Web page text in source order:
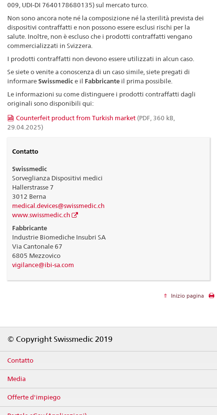
009, UDI-DI 7640178680135) sul mercato turco.
Non sono ancora note né la composizione né la sterilità prevista dei
dispositivi contraffatti e non possono essere esclusi rischi per la
salute. Inoltre, non è escluso che i prodotti contraffatti vengano
commercializzati in Svizzera.
I prodotti contraffatti non devono essere utilizzati in alcun caso.
Se siete o venite a conoscenza di un caso simile, siete pregati di
informareSwissmedice il Fabbricante il prima possibile.
Le informazioni su come distinguere i prodotti contraffatti dagli
originali sono disponibili qui:
Counterfeit product from Turkish market (PDF, 360 kB,
29.04.2025)
Contatto
Swissmedic
Sorveglianza Dispositivi medici
Hallerstrasse 7
3012 Berna
medical.devices@swissmedic.ch
www.swissmedic.ch
Fabbricante
Industrie Biomediche Insubri SA
Via Cantonale 67
6805 Mezzovico
vigilance@ibi-sa.com
Inizio pagina
© Copyright Swissmedic 2019
Contatto
Media
Offerte d'impiego